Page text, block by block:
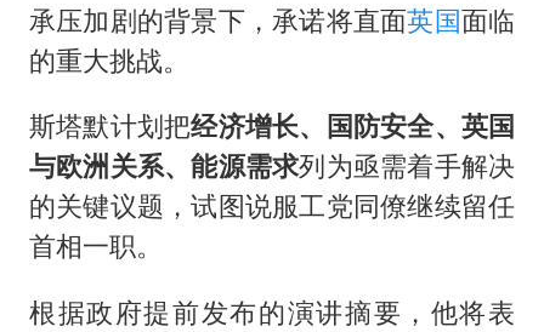
承压加剧的背景下，承诺将直面英国面临
的重大挑战。
斯塔默计划把经济增长、国防安全、英国
与欧洲关系、能源需求列为亟需着手解决
的关键议题，试图说服工党同僚继续留任
首相一职。
根据政府提前发布的演讲摘要，他将表